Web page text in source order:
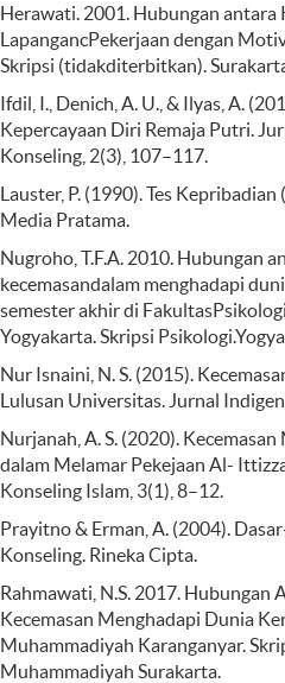
Herawati. 2001. Hubungan antara
LapangancPekerjaan dengan
Skripsi (tidakditerbitkan).
Ifdil, I., Denich, A. U., & Ilyas, A.
Kepercayaan Diri Remaja Putri.
Konseling, 2(3), 107–117.
Lauster, P. (1990). Tes
Media Pratama.
Nugroho, T.F.A. 2010. Hubungan
kecemasandalam menghadapi
semester akhir di
Yogyakarta. Skripsi
Nur Isnaini, N. S. (2015).
Lulusan Universitas. Jurnal
Nurjanah, A. S. (2020).
dalam Melamar Pekejaan Al-
Konseling Islam, 3(1), 8–12.
Prayitno & Erman, A. (2004).
Konseling. Rineka Cipta.
Rahmawati, N.S. 2017. Hubungan
Kecemasan Menghadapi Dunia
Muhammadiyah Karanganyar.
Muhammadiyah Surakarta.